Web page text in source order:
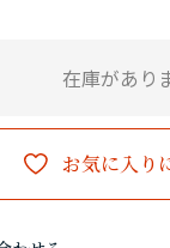
在庫があり
お気に入り